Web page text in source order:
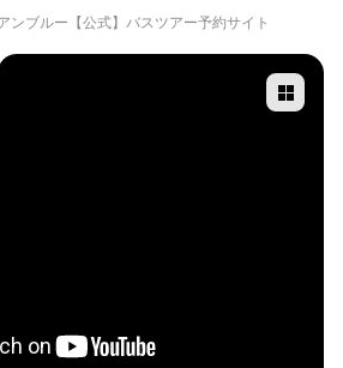
ンブルー【公式】バスツアー予約サイト